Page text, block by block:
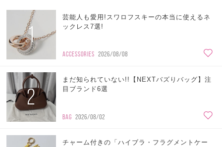
1
芸能人も愛用!スワロフスキーの本当に使えるネ
ックレス7選!
ACCESSORIES 2026/08/08
2
まだ知られていない!!【NEXTバズりバッグ】注
目ブランド6選
BAG 2026/08/02
チャーム付きの「ハイブラ・フラグメントケー